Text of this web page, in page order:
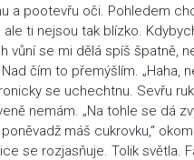
a pootevřu oči. Pohledem
ti nejsou tak blízko.
vůní se mi dělá spíš špatně,
čím to přemýšlím. „Haha,
se uchechtnu. Sevřu
nemám. „Na tohle se dá
máš cukrovku,“
se rozjasňuje. Tolik světla.